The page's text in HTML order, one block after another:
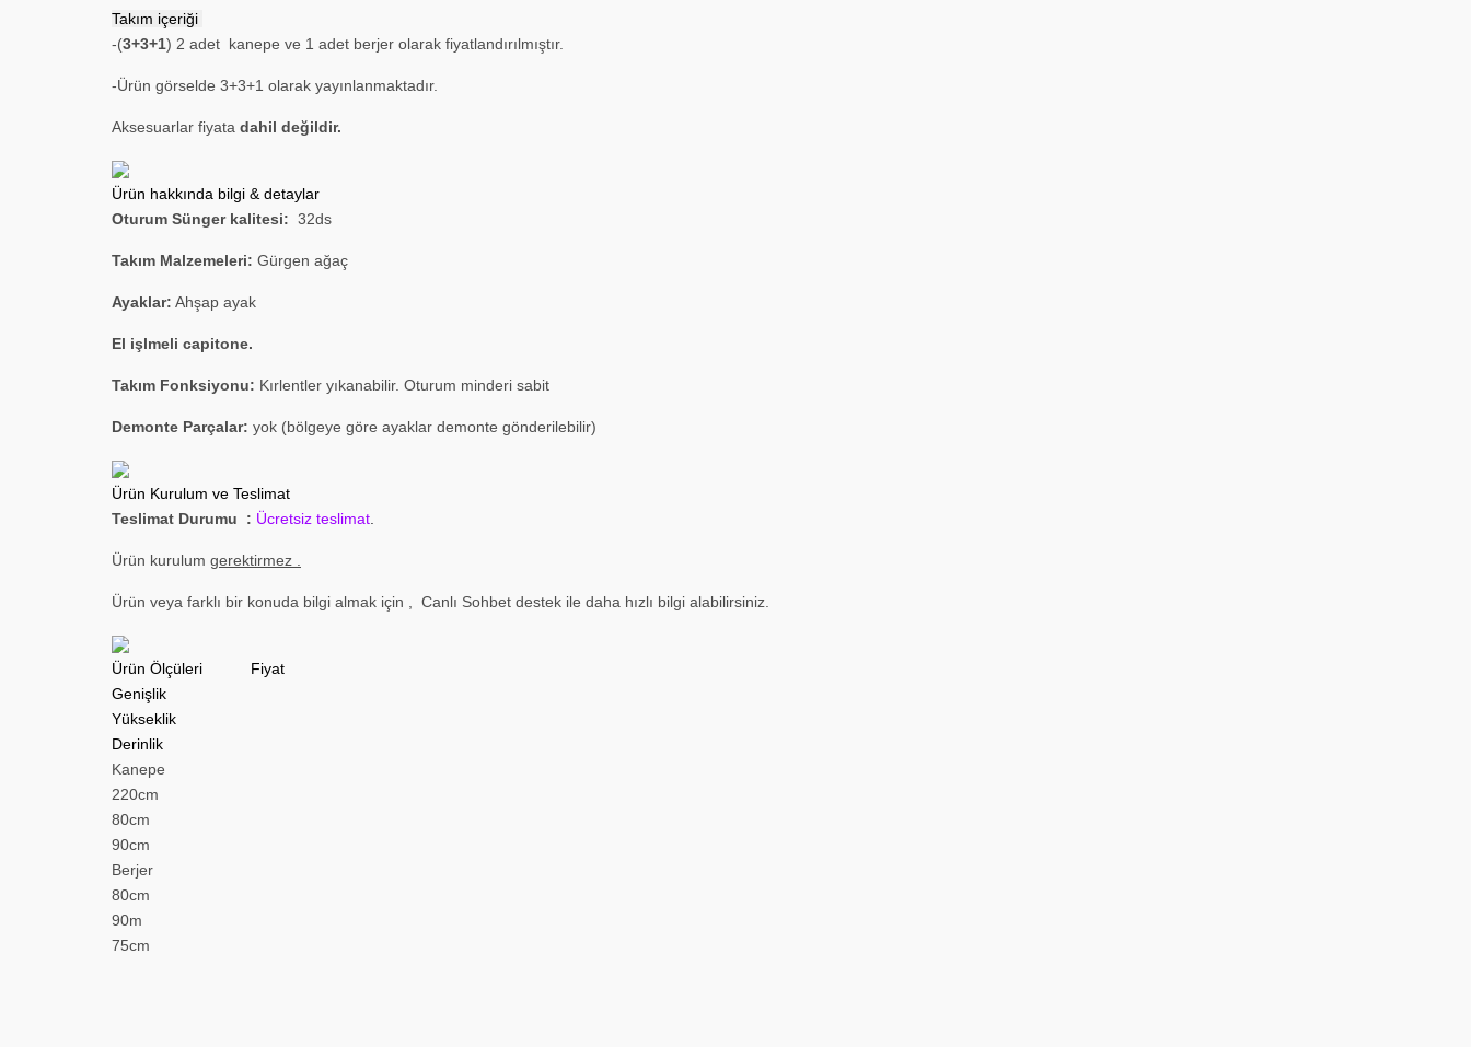
Takım içeriği
-(3+3+1) 2 adet kanepe ve 1 adet berjer olarak fiyatlandırılmıştır.
-Ürün görselde 3+3+1 olarak yayınlanmaktadır.
Aksesuarlar fiyata dahil değildir.
Ürün hakkında bilgi & detaylar
Oturum Sünger kalitesi: 32ds
Takım Malzemeleri: Gürgen ağaç
Ayaklar: Ahşap ayak
El işlmeli capitone.
Takım Fonksiyonu: Kırlentler yıkanabilir. Oturum minderi sabit
Demonte Parçalar: yok (bölgeye göre ayaklar demonte gönderilebilir)
Ürün Kurulum ve Teslimat
Teslimat Durumu : Ücretsiz teslimat
Ürün kurulum gerektirmez .
Ürün veya farklı bir konuda bilgi almak için Canlı Sohbet destek ile daha hızlı bilgi alabilirsiniz.
Ürün Ölçüleri Fiyat
Genişlik
Yükseklik
Derinlik
Kanepe
220cm
80cm
90cm
Berjer
80cm
90m
75cm